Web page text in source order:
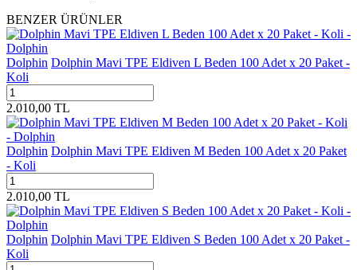
BENZER ÜRÜNLER
Dolphin Dolphin Mavi TPE Eldiven L Beden 100 Adet x 20 Paket -
Koli
2.010,00 TL
Dolphin Dolphin Mavi TPE Eldiven M Beden 100 Adet x 20 Paket
- Koli
2.010,00 TL
Dolphin Dolphin Mavi TPE Eldiven S Beden 100 Adet x 20 Paket -
Koli